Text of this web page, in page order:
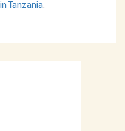
Tanzania.